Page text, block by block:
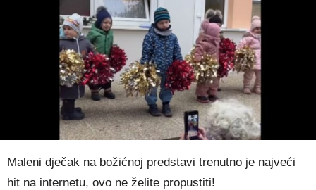
Maleni dječak na božićnoj predstavi trenutno je najveći
hit na internetu, ovo ne želite propustiti!